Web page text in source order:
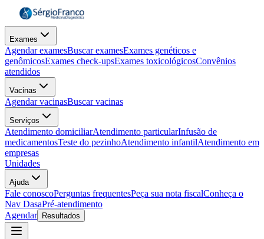
Exames
Agendar examesBuscar examesExames genéticos e
genômicosExames check-upsExames toxicológicosConvênios
atendidos
Vacinas
Agendar vacinasBuscar vacinas
Serviços
Atendimento domiciliarAtendimento particularInfusão de
medicamentosTeste do pezinhoAtendimento infantilAtendimento em
empresas
Unidades
Ajuda
Fale conoscoPerguntas frequentesPeça sua nota fiscalConheça o
Nav DasaPré-atendimento
Agendar
Resultados